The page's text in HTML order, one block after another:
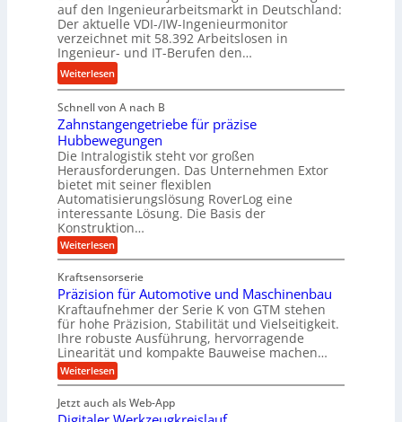
H
y
d
r
a
l
i
k
i
m
V
e
r
g
e
c
h
a
n
g
e
b
i
g
e
K
u
g
e
l
g
e
w
i
n
d
e
t
i
e
s
s
t
e
g
e
r
t
U
m
s
a
t
u
n
d
A
u
f
t
r
auf den Ingenieurarbeitsmarkt in Deutschland:
Der aktuelle VDI-/IW-Ingenieurmonitor
verzeichnet mit 58.392 Arbeitslosen in
Ingenieur- und IT-Berufen den…
Weiterlesen:
M
e
h
r
A
r
b
e
i
t
s
l
o
s
e
,
w
e
n
i
Schnell von A nach B
Zahnstangengetriebe für präzise
Hubbewegungen
Die Intralogistik steht vor großen
Herausforderungen. Das Unternehmen Extor
bietet mit seiner flexiblen
Automatisierungslösung RoverLog eine
interessante Lösung. Die Basis der
Konstruktion…
Weiterlesen:
Z
h
n
s
t
a
n
g
e
n
e
Kraftsensorserie
Präzision für Automotive und Maschinenbau
Kraftaufnehmer der Serie K von GTM stehen
für hohe Präzision, Stabilität und Vielseitigkeit.
Ihre robuste Ausführung, hervorragende
Linearität und kompakte Bauweise machen…
Weiterlesen:
P
ä
Jetzt auch als Web-App